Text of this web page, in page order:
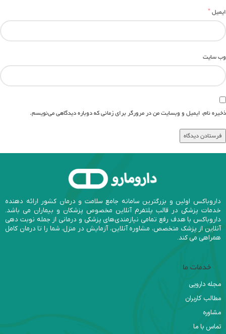
ایمیل*
وب‌ سایت
ذخیره نام، ایمیل و وبسایت من در مرورگر برای زمانی که دوباره دیدگاهی می‌نویسم.
داروباکس اولین و بزرگترین سامانه جامع سلامت و درمان کشور ارائه دهنده
خدمات پزشکی در قالب پلتفرم آنلاین مخصوص پزشکان و بیماران می باشد.
داروباکس با هدف رفع تمامی نیازمندی‌های پزشکی و درمانی از جمله نوبت دهی
آنلاین از پزشک متخصص، مشاوره آنلاین، آزمایش در منزل، شما را تا درمان کامل
همراهی می کند.
خدمات ما
مجله دارویی
مطالب کاربران
مشاوره
تماس با ما